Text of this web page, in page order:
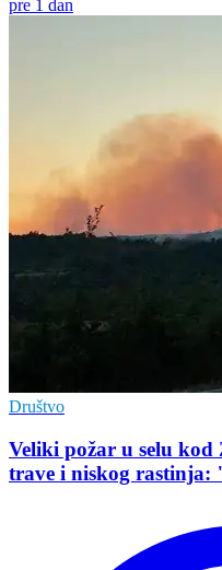
pre 1 dan
Društvo
Veliki požar u selu
trave i niskog rastinja: